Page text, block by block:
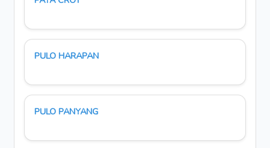
PULO HARAPAN
PULO PANYANG